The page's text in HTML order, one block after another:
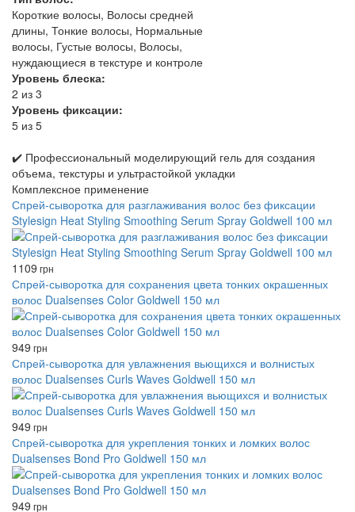
Короткие волосы, Волосы средней
длины, Тонкие волосы, Нормальные
волосы, Густые волосы, Волосы,
нуждающиеся в текстуре и контроле
Уровень блеска:
2 из 3
Уровень фиксации:
5 из 5
✔️ Профессиональный моделирующий гель для создания
объема, текстуры и ультрастойкой укладки
Комплексное применение
Спрей-сыворотка для разглаживания волос без фиксации
Stylesign Heat Styling Smoothing Serum Spray Goldwell 100 мл
1109 грн
Спрей-сыворотка для сохранения цвета тонких окрашенных
волос Dualsenses Color Goldwell 150 мл
949 грн
Спрей-сыворотка для увлажнения вьющихся и волнистых
волос Dualsenses Curls Waves Goldwell 150 мл
949 грн
Спрей-сыворотка для укрепления тонких и ломких волос
Dualsenses Bond Pro Goldwell 150 мл
949 грн